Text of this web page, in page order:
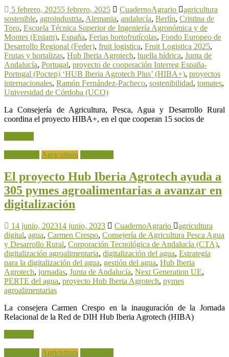
5 febrero, 20255 febrero, 2025 CuadernoAgrario
agricultura
sostenible, agroindustria, Alemania, andalucía, Berlín, Cristina de
Toro, Escuela Técnica Superior de Ingeniería Agronómica y de
Montes (Etsiam), España, Ferias hortofrutícolas, Fondo Europeo de
Desarrollo Regional (Feder), fruit logistica, Fruit Logistica 2025,
Frutas y hortalizas, Hub Iberia Agrotech, huella hídrica, Junta de
Andalucía, Portugal, proyecto de cooperación Interreg España-
Portugal (Poctep) ‘HUB Iberia Agrotech Plus’ (HIBA+), proyectos
internacionales, Ramón Fernández-Pacheco, sostenibilidad, tomates,
Universidad de Córdoba (UCO)
La Consejería de Agricultura, Pesca, Agua y Desarrollo Rural
coordina el proyecto HIBA+, en el que cooperan 15 socios de
Agricultura
El proyecto Hub Iberia Agrotech ayuda a
305 pymes agroalimentarias a avanzar en
digitalización
14 junio, 202314 junio, 2023 CuadernoAgrario
agricultura
digital, agua, Carmen Crespo, Consejería de Agricultura Pesca Agua
y Desarrollo Rural, Corporación Tecnológica de Andalucía (CTA),
digitalización agroalimentaria, digitalización del agua, Estrategia
para la digitalización del agua, gestión del agua, Hub Iberia
Agrotech, jornadas, Junta de Andalucía, Next Generation UE,
PERTE del agua, proyecto Hub Iberia Agrotech, pymes
agroalimentarias
La consejera Carmen Crespo en la inauguración de la Jornada
Relacional de la Red de DIH Hub Iberia Agrotech (HIBA)
Agricultura